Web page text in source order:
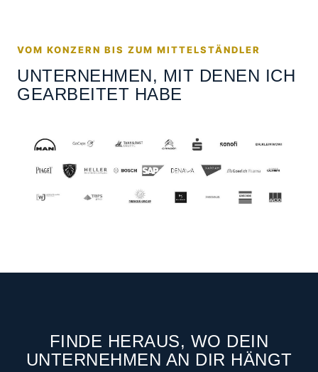
VOM KONZERN BIS ZUM MITTELSTÄNDLER
UNTERNEHMEN, MIT DENEN ICH
GEARBEITET HABE
FINDE HERAUS, WO DEIN
UNTERNEHMEN AN DIR HÄNGT